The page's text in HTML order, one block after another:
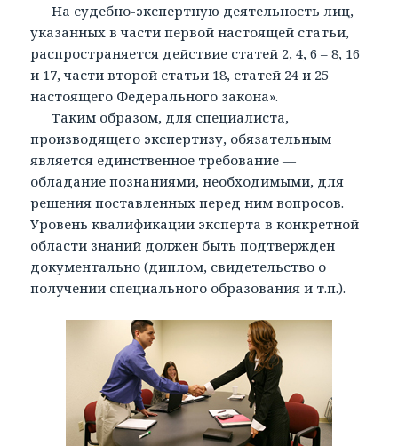
На судебно-экспертную деятельность лиц,
указанных в части первой настоящей статьи,
распространяется действие статей 2, 4, 6 – 8, 16
и 17, части второй статьи 18, статей 24 и 25
настоящего Федерального закона».
Таким образом, для специалиста,
производящего экспертизу, обязательным
является единственное требование —
обладание познаниями, необходимыми, для
решения поставленных перед ним вопросов.
Уровень квалификации эксперта в конкретной
области знаний должен быть подтвержден
документально (диплом, свидетельство о
получении специального образования и т.п.).